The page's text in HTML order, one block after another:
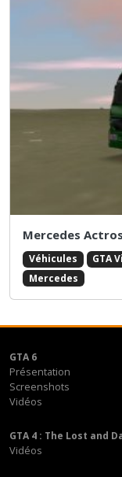
Mercedes Actros
Véhicules GTA
Mercedes
GTA 6
Présentation
Screenshots
Vidéos
GTA 4 : The Lost and
Vidéos